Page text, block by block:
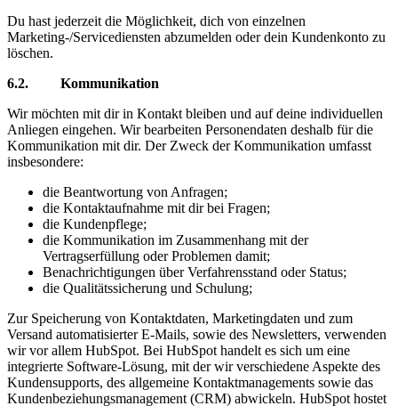
Du hast jederzeit die Möglichkeit, dich von einzelnen
Marketing-/Servicediensten abzumelden oder dein Kundenkonto zu
löschen.
6.2. Kommunikation
Wir möchten mit dir in Kontakt bleiben und auf deine individuellen
Anliegen eingehen. Wir bearbeiten Personendaten deshalb für die
Kommunikation mit dir. Der Zweck der Kommunikation umfasst
insbesondere:
die Beantwortung von Anfragen;
die Kontaktaufnahme mit dir bei Fragen;
die Kundenpflege;
die Kommunikation im Zusammenhang mit der
Vertragserfüllung oder Problemen damit;
Benachrichtigungen über Verfahrensstand oder Status;
die Qualitätssicherung und Schulung;
Zur Speicherung von Kontaktdaten, Marketingdaten und zum
Versand automatisierter E-Mails, sowie des Newsletters, verwenden
wir vor allem HubSpot. Bei HubSpot handelt es sich um eine
integrierte Software-Lösung, mit der wir verschiedene Aspekte des
Kundensupports, des allgemeine Kontaktmanagements sowie das
Kundenbeziehungsmanagement (CRM) abwickeln. HubSpot hostet